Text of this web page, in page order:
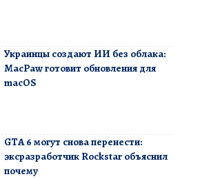
Украинцы создают ИИ без облака:
MacPaw готовит обновления для
macOS
GTA 6 могут снова перенести:
эксразработчик Rockstar объяснил
почему